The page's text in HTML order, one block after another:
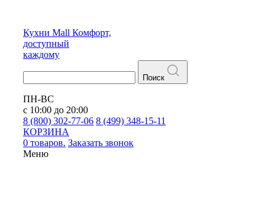
Кухни Mall Комфорт,
доступный
каждому
Поиск
ПН-ВС
с 10:00 до 20:00
8 (800) 302-77-06 8 (499) 348-15-11
КОРЗИНА
0 товаров. Заказать звонок
Меню